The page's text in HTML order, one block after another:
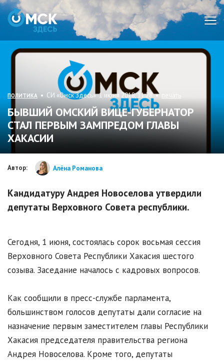
ПОЛИТИКА • СИ «Омск Здесь» 1 июня 2018, 11:28 • печать
БЫВШИЙ ОМСКИЙ ВИЦЕ-ГУБЕРНАТОР
СТАЛ ПЕРВЫМ ЗАМПРЕДОМ ГЛАВЫ
ХАКАСИИ
Автор: Алёна Романова
Кандидатуру Андрея Новоселова утвердили
депутаты Верховного Совета республики.
Сегодня, 1 июня, состоялась сорок восьмая сессия
Верховного Совета Республики Хакасия шестого
созыва. Заседание началось с кадровых вопросов.
Как сообщили в пресс-службе парламента,
большинством голосов депутаты дали согласие на
назначение первым заместителем главы Республики
Хакасия председателя правительства региона
Андрея Новоселова. Кроме того, депутаты